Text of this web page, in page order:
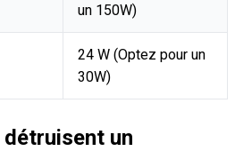
un 150W)
24 W (Optez pour un
30W)
un